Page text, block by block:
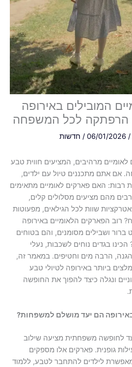
באירופה
לכל המשפחה
06/01/
/חדשות
מרהיבים, המציעים חווית טבע
מתכננים טיול עם ילדים,
האם פארקים לאומיים מתאימים
מציעים מסלולים קלים,
שוות לכל הגילאים, מפעוטות
הפארקים הלאומיים באירופה
מסומנים, והם בטוחים
בגדים נוחים לשכבות, נעלי
מים וחטיפים. במאמר זה,
באירופה לטיולי טבע
כיצד להפוך את החופשה
הם יעד מושלם למשפחות?
משפחתית מציעה שילוב
פארקים אלו מספקים
לילדים להתחבר לטבע, ללמוד